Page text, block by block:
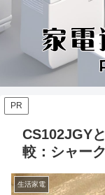
PR
CS102JGY
較：シャー
生活家電